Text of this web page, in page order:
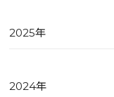
2025年
2024年